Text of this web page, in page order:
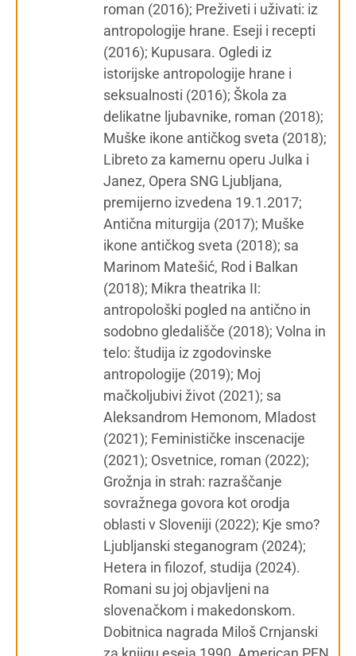
roman (2016); Preživeti i uživati: iz
antropologije hrane. Eseji i recepti
(2016); Kupusara. Ogledi iz
istorijske antropologije hrane i
seksualnosti (2016); Škola za
delikatne ljubavnike, roman (2018);
Muške ikone antičkog sveta (2018);
Libreto za kamernu operu Julka i
Janez, Opera SNG Ljubljana,
premijerno izvedena 19.1.2017;
Antična miturgija (2017); Muške
ikone antičkog sveta (2018); sa
Marinom Matešić, Rod i Balkan
(2018); Mikra theatrika II:
antropološki pogled na antično in
sodobno gledališče (2018); Volna in
telo: študija iz zgodovinske
antropologije (2019); Moj
mačkoljubivi život (2021); sa
Aleksandrom Hemonom, Mladost
(2021); Feminističke inscenacije
(2021); Osvetnice, roman (2022);
Grožnja in strah: razraščanje
sovražnega govora kot orodja
oblasti v Sloveniji (2022); Kje smo?
Ljubljanski steganogram (2024);
Hetera in filozof, studija (2024).
Romani su joj objavljeni na
slovenačkom i makedonskom.
Dobitnica nagrada Miloš Crnjanski